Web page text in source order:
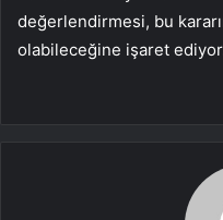
değerlendirmesi, bu
olabileceğine işaret